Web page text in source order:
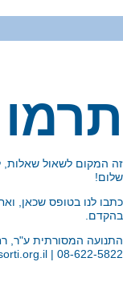
המקום לשאול שאלות,
לנו בטופס שכאן,
המסורתית ע"ר, רח'
08-622-5822 |